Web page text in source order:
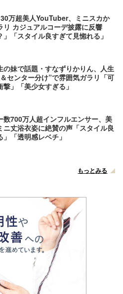
万超美人YouTuber、ミニスカか
リ カジュアルコーデ披露に反響
」「スタイル良すぎて見惚れる」
の妹で話題・すなずりかりん、人生
センター分け”で雰囲気ガラリ「可
」「美少女すぎる」
数700万人超インフルエンサー、美
ニ丈浴衣姿に絶賛の声「スタイル良
」「透明感レベチ」
もっとみる